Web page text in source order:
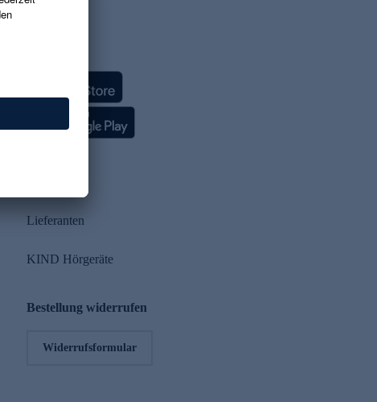
Lieferanten
KIND Hörgeräte
Bestellung widerrufen
Widerrufsformular